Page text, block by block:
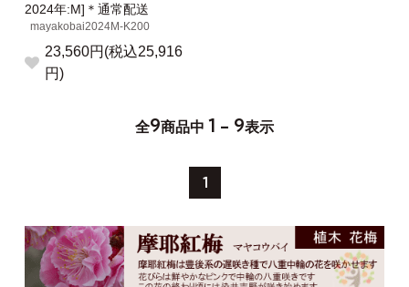
2024年:M]＊通常配送
mayakobai2024M-K200
23,560円(税込25,916
円)
全9商品中 1 - 9表示
1